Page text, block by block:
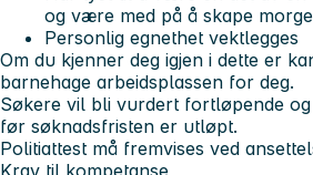
og være med på å skape
Personlig egnethet vektlegges
Om du kjenner deg igjen i dette er
barnehage arbeidsplassen for deg.
Søkere vil bli vurdert fortløpende
før søknadsfristen er utløpt.
Politiattest må fremvises ved